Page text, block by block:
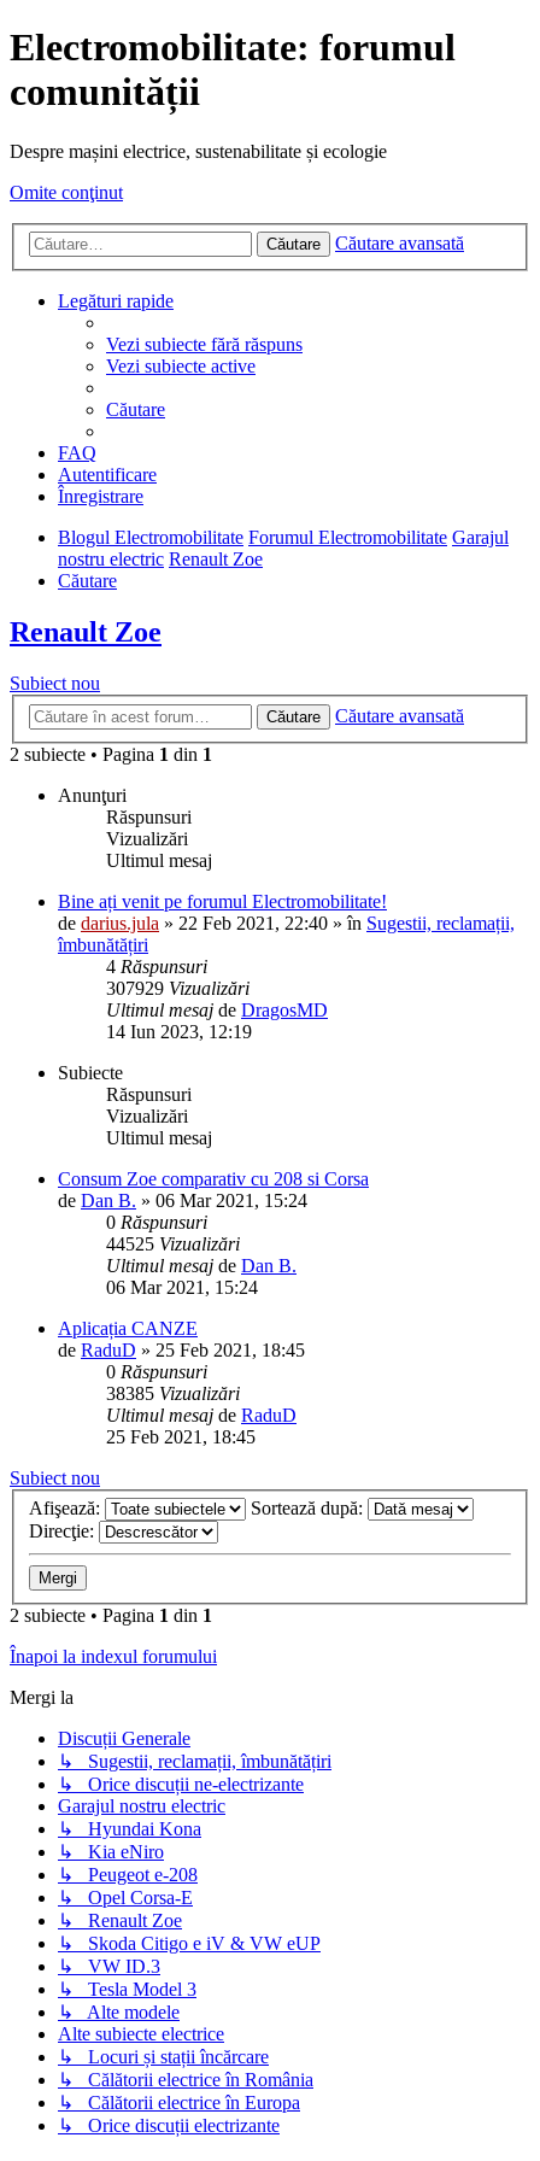
Electromobilitate: forumul
comunității
Despre mașini electrice, sustenabilitate și ecologie
Omite conţinut
Căutare Căutare avansată
Legături rapide
Vezi subiecte fără răspuns
Vezi subiecte active
Căutare
FAQ
Autentificare
Înregistrare
Blogul Electromobilitate Forumul Electromobilitate Garajul
nostru electric Renault Zoe
Căutare
Renault Zoe
Subiect nou
Căutare
Căutare avansată
2 subiecte • Pagina 1 din 1
Anunţuri
Răspunsuri
Vizualizări
Ultimul mesaj
Bine ați venit pe forumul Electromobilitate!
de darius.jula » 22 Feb 2021, 22:40 » în Sugestii, reclamații,
îmbunătățiri
4 Răspunsuri
307929 Vizualizări
Ultimul mesaj de DragosMD
14 Iun 2023, 12:19
Subiecte
Răspunsuri
Vizualizări
Ultimul mesaj
Consum Zoe comparativ cu 208 si Corsa
de Dan B. » 06 Mar 2021, 15:24
0 Răspunsuri
44525 Vizualizări
Ultimul mesaj de Dan B.
06 Mar 2021, 15:24
Aplicația CANZE
de RaduD » 25 Feb 2021, 18:45
0 Răspunsuri
38385 Vizualizări
Ultimul mesaj de RaduD
25 Feb 2021, 18:45
Subiect nou
Afişează:
Sortează după:
Direcţie:
2 subiecte • Pagina 1 din 1
Înapoi la indexul forumului
Mergi la
Discuții Generale
↳ Sugestii, reclamații, îmbunătățiri
↳ Orice discuții ne-electrizante
Garajul nostru electric
↳ Hyundai Kona
↳ Kia eNiro
↳ Peugeot e-208
↳ Opel Corsa-E
↳ Renault Zoe
↳ Skoda Citigo e iV & VW eUP
↳ VW ID.3
↳ Tesla Model 3
↳ Alte modele
Alte subiecte electrice
↳ Locuri și stații încărcare
↳ Călătorii electrice în România
↳ Călătorii electrice în Europa
↳ Orice discuții electrizante